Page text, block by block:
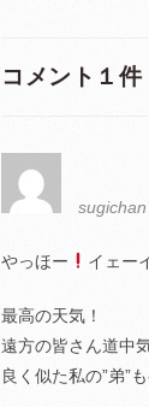
コメント１件
sugichan
やっほー イェー
最高の天気！
遠方の皆さん道中
良く似た私の”弟”